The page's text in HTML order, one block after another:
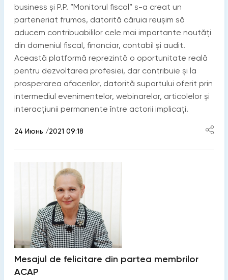
business și P.P. ”Monitorul fiscal” s-a creat un
parteneriat frumos, datorită căruia reușim să
aducem contribuabililor cele mai importante noutăți
din domeniul fiscal, financiar, contabil și audit.
Această platformă reprezintă o oportunitate reală
pentru dezvoltarea profesiei, dar contribuie și la
prosperarea afacerilor, datorită suportului oferit prin
intermediul evenimentelor, webinarelor, articolelor și
interacțiunii permanente între actorii implicați.
24 Июнь /2021 09:18
Mesajul de felicitare din partea membrilor
ACAP